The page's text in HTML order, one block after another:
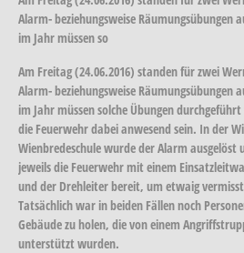
Alarm- beziehungsweise Räumungsübungen
im Jahr müssen so
Am Freitag (24.06.2016) standen für zwei
Alarm- beziehungsweise Räumungsübungen
im Jahr müssen solche Übungen
die Feuerwehr dabei anwesend sein. In der
Wienbredeschule wurde der Alarm ausgelöst
jeweils die Feuerwehr mit einem
und der Drehleiter bereit, um etwaig
Tatsächlich war in beiden Fällen noch
Gebäude zu holen, die von einem
unterstützt wurden.